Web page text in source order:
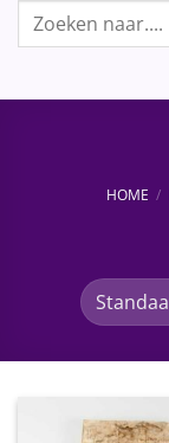
Zoeken
HOME /